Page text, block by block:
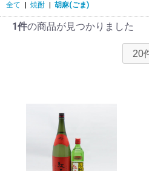
全て 焼酎 胡麻(ごま)
1件の商品が見つかりました